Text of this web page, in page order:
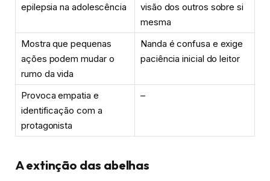
epilepsia na adolescência
visão dos outros sobre si
mesma
Mostra que pequenas
ações podem mudar o
rumo da vida
Nanda é confusa e exige
paciência inicial do leitor
Provoca empatia e
identificação com a
protagonista
–
A extinção das abelhas